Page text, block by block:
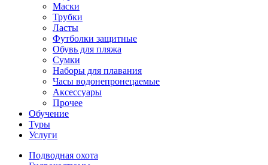
Маски
Трубки
Ласты
Футболки защитные
Обувь для пляжа
Сумки
Наборы для плавания
Часы водонепронецаемые
Аксессуары
Прочее
Обучение
Туры
Услуги
Подводная охота